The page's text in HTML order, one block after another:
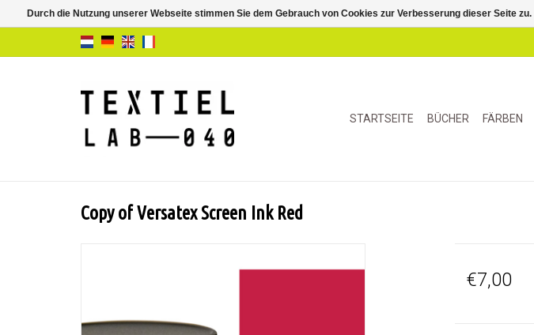
STARTSEITE BÜCHER FÄRBEN
Copy of Versatex Screen Ink Red
€7,00
Durch die Nutzung unserer Webseite stimmen Sie dem Gebrauch von Cookies zur Verbesserung dieser Seite zu.